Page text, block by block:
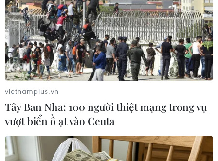
#Ma túy
#Đảo chính Guinea-Bissau
Theo dõi VietnamPlus
TIN LIÊN QUAN
vietnamplus.vn
Tây Ban Nha: 100 người thiệt mạng trong vụ
vượt biển ồ ạt vào Ceuta